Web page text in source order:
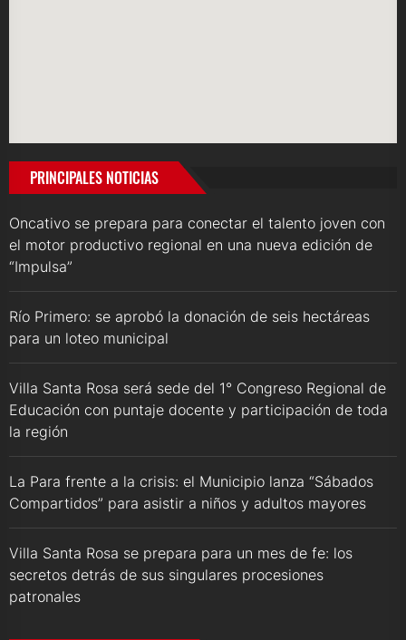
PRINCIPALES NOTICIAS
Oncativo se prepara para conectar el talento joven con
el motor productivo regional en una nueva edición de
“Impulsa”
Río Primero: se aprobó la donación de seis hectáreas
para un loteo municipal
Villa Santa Rosa será sede del 1° Congreso Regional de
Educación con puntaje docente y participación de toda
la región
La Para frente a la crisis: el Municipio lanza “Sábados
Compartidos” para asistir a niños y adultos mayores
Villa Santa Rosa se prepara para un mes de fe: los
secretos detrás de sus singulares procesiones
patronales